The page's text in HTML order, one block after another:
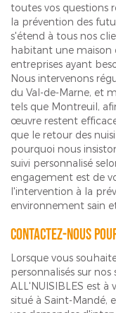
toutes vos questions
la prévention des
s'étend à tous nos
habitant une maison
entreprises ayant
Nous intervenons
du Val-de-Marne, et
tels que Montreuil,
œuvre restent
que le retour des
pourquoi nous
suivi personnalisé
engagement est de
l'intervention à la
environnement sain
Contactez-nous
Lorsque vous
personnalisés sur
ALL'NUISIBLES est
situé à Saint-Mandé,